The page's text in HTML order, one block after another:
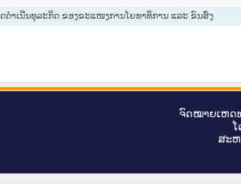
ດຳເນີນທຸລະກິດ ຂອງຂະແໜງການໂຍທາທິການ ແລະ ຂົນສົ່ງ
ຈົດ​ໝາຍ​ເຫດ​
ສະ​ຫ